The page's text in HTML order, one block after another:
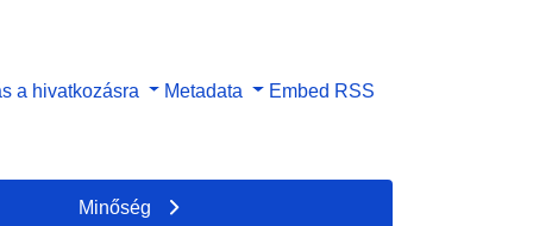
a hivatkozásra Metadata Embed RSS
Minőség